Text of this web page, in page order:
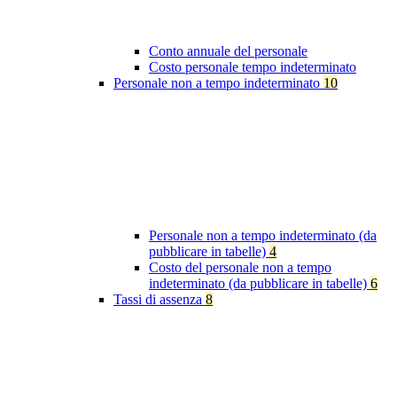
Conto annuale del personale
Costo personale tempo indeterminato
Personale non a tempo indeterminato 10
Personale non a tempo indeterminato (da
pubblicare in tabelle) 4
Costo del personale non a tempo
indeterminato (da pubblicare in tabelle) 6
Tassi di assenza 8